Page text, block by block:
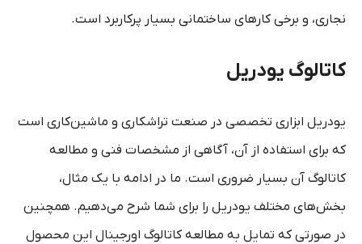
نجاری، و برخی کارهای ساختمانی بسیار پرکاربرد است.
کاتالوگ یودریل
یودریل ابزاری تخصصی در صنعت تراشکاری و ماشین‌کاری است
که برای استفاده از آن، آگاهی از مشخصات فنی و مطالعه
کاتالوگ آن بسیار ضروری است. ما در ادامه با یک مثال،
بخش‌های مختلف یودریل را برای شما شرح می‌دهیم. همچنین
در صورتی که تمایل به مطالعه کاتالوگ اورجینال این محصول